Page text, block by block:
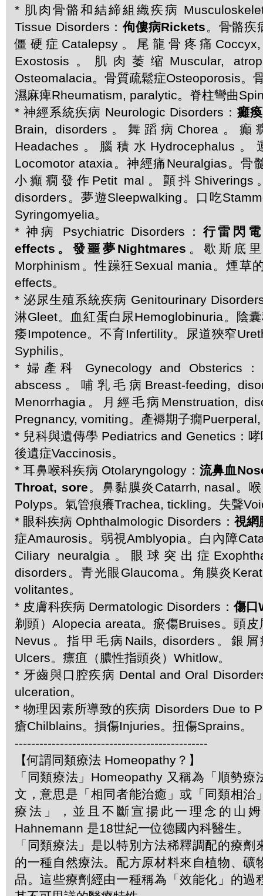
* 肌肉骨骼和結締組織疾病
Tissue Disorders：佝僂病Rickets。骨骼疾
僵硬症Catalepsy。尾龍骨疼痛
Exostosis。肌肉萎缩Muscular,
Osteomalacia。骨質疏鬆症Osteoporosis。
濕麻痺Rheumatism, paralytic。脊柱彎曲
* 神經系統疾病 Neurologic Disorders： 癱
Brain, disorders。舞蹈病Chorea。癲
Headaches。腦積水Hydrocephalus
Locomotor ataxia。神經痛Neuralgias。骨
小癲癇發作Petit mal。顫抖Shiverings
disorders。夢遊Sleepwalking。口吃
Syringomyelia。
* 神病 Psychiatric Disorders： 行雷閃
effects。發噩夢Nightmares 。歇斯底
Morphinism。性躁狂Sexual mania。煙草
effects。
* 泌尿生殖系統疾病 Genitourinary
淋Gleet。血紅蛋白尿Hemoglobinuria。陰
痿Impotence。不育Infertility。尿道狹窄
Syphilis。
* 婦產科 Gynecology and Obsterics
abscess。哺乳毛病Breast-feeding,
Menorrhagia。月經毛病Menstruation,
Pregnancy, vomiting。產褥期子癇
* 兒科與遺傳學 Pediatrics and Genetics：
後遺症Vaccinosis。
* 耳鼻喉科疾病 Otolaryngology： 流鼻血
Throat, sore。鼻黏膜炎Catarrh, nasal。
Polyps。氣管痕癢Trachea, tickling。失聲
* 眼科疾病 Ophthalmologic Disorders： 視
症Amaurosis。弱視Amblyopia。白內障
Ciliary neuralgia。眼球突出症
disorders。青光眼Glaucoma。角膜炎
volitantes。
* 皮膚科疾病 Dermatologic Disorders：傷口
剃頭）Alopecia areata。瘀傷Bruises。頭
Nevus。指甲毛病Nails, disorders。銀
Ulcers。瘭疽（膿性指頭炎）Whitlow。
* 牙齒與口腔疾病 Dental and Oral
ulceration。
* 物理因素所導致的疾病 Disorders Due to
瘡Chilblains。損傷Injuries。扭傷Sprains。
-----------------------------------------------
【何謂同類療法 Homeopathy？】
「同類療法」Homeopathy 又稱為「順勢療
文，意思是「相同者能治癒」或「同類相治
療法」，並且不斷宣揚此一理念的山
Hahnemann 是18世紀一位德國內科醫生。
「同類療法」是以特別方法稀釋調配的療劑
的一種自然療法。配方原材料來自植物、礦
品。這些療劑經由一種稱為「效能化」的過